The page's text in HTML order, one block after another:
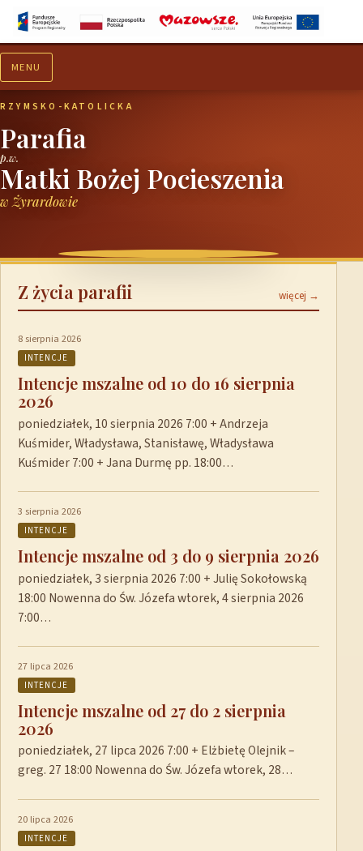
MENU
RZYMSKO-KATOLICKA
Parafia
p.w.
Matki Bożej Pocieszenia
w Żyrardowie
Z życia parafii więcej →
8 sierpnia 2026
INTENCJE
Intencje mszalne od 10 do 16 sierpnia
2026
poniedziałek, 10 sierpnia 2026 7:00 + Andrzeja
Kuśmider, Władysława, Stanisławę, Władysława
Kuśmider 7:00 + Jana Durmę pp. 18:00…
3 sierpnia 2026
INTENCJE
Intencje mszalne od 3 do 9 sierpnia 2026
poniedziałek, 3 sierpnia 2026 7:00 + Julię Sokołowską
18:00 Nowenna do Św. Józefa wtorek, 4 sierpnia 2026
7:00…
27 lipca 2026
INTENCJE
Intencje mszalne od 27 do 2 sierpnia
2026
poniedziałek, 27 lipca 2026 7:00 + Elżbietę Olejnik –
greg. 27 18:00 Nowenna do Św. Józefa wtorek, 28…
20 lipca 2026
INTENCJE